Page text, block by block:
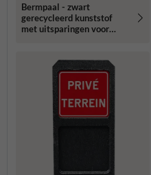
Bermpaal - zwart
gerecycleerd kunststof
met uitsparingen voor